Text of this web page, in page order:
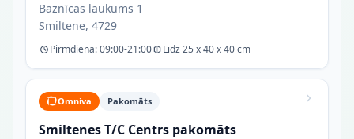
Baznīcas laukums 1
Smiltene, 4729
Pirmdiena: 09:00-21:00 Līdz 25 x 40 x 40 cm
Omniva Pakomāts
Smiltenes T/C Centrs pakomāts